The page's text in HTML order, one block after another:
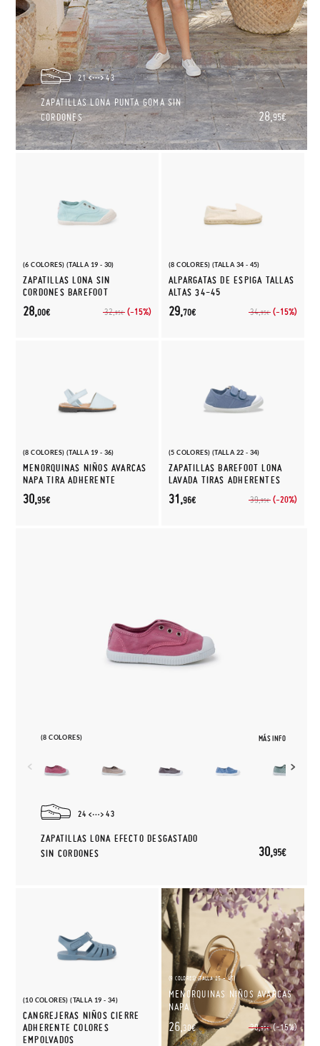
21 43
ZAPATILLAS LONA PUNTA GOMA SIN
CORDONES
28,95€
(6 COLORES) (TALLA 19 - 30)
ZAPATILLAS LONA SIN
CORDONES BAREFOOT
32,95€ (-15%)
28,00€
(8 COLORES) (TALLA 34 - 45)
ALPARGATAS DE ESPIGA TALLAS
ALTAS 34-45
34,95€ (-15%)
29,70€
(8 COLORES) (TALLA 19 - 36)
MENORQUINAS NIÑOS AVARCAS
NAPA TIRA ADHERENTE
30,95€
(5 COLORES) (TALLA 22 - 34)
ZAPATILLAS BAREFOOT LONA
LAVADA TIRAS ADHERENTES
39,95€ (-20%)
31,96€
(8 COLORES) MÁS INFO
24 43
ZAPATILLAS LONA EFECTO DESGASTADO
SIN CORDONES
30,95€
(10 COLORES) (TALLA 19 - 34)
CANGREJERAS NIÑOS CIERRE
ADHERENTE COLORES
EMPOLVADOS
(9 COLORES) (TALLA 25 - 45)
MENORQUINAS NIÑOS AVARCAS
NAPA
30,95€ (-15%)
26, 30€